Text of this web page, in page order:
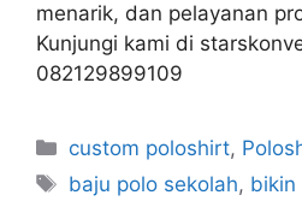
menarik, dan pelayanan
Kunjungi kami di
082129899109
custom poloshirt,
baju polo sekolah, bikin